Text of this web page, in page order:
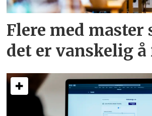
Flere med master
det er vanskelig å